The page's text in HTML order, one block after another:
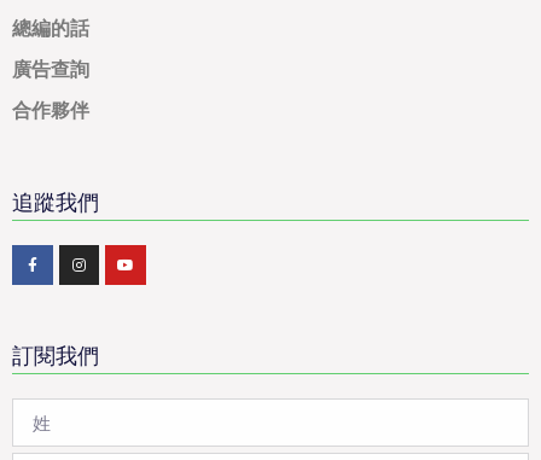
總編的話
廣告查詢
合作夥伴
追蹤我們
訂閱我們